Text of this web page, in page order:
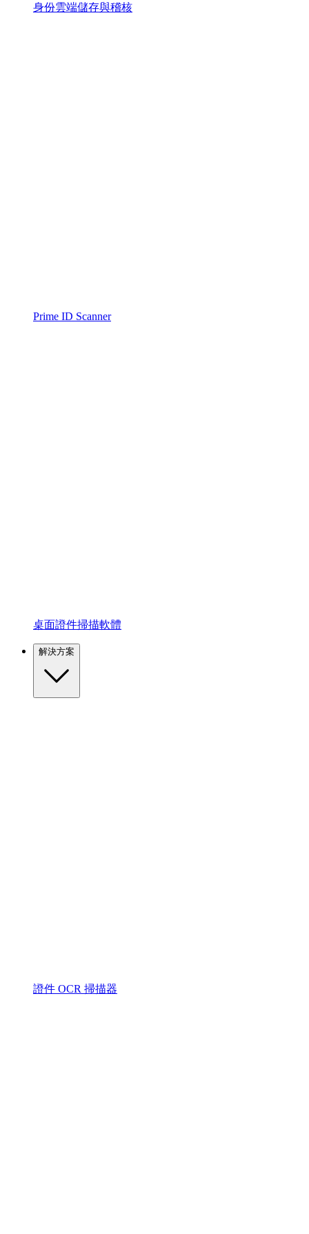
身份雲端儲存與稽核
Prime ID Scanner
桌面證件掃描軟體
解決方案
證件 OCR 掃描器